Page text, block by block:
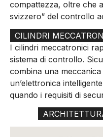
compattezza, oltre che
svizzero” del controllo
CILINDRI
I cilindri meccatronici
sistema di controllo.
combina una
un’elettronica
quando i requisiti di